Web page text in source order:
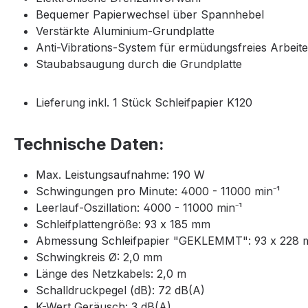
Bequemer Papierwechsel über Spannhebel
Verstärkte Aluminium-Grundplatte
Anti-Vibrations-System für ermüdungsfreies
Staubabsaugung durch die Grundplatte
Lieferung inkl. 1 Stück Schleifpapier K120
Technische Daten:
Max. Leistungsaufnahme: 190 W
Schwingungen pro Minute: 4000 - 11000 min⁻¹
Leerlauf-Oszillation: 4000 - 11000 min⁻¹
Schleifplattengröße: 93 x 185 mm
Abmessung Schleifpapier "GEKLEMMT": 93 x 228
Schwingkreis Ø: 2,0 mm
Länge des Netzkabels: 2,0 m
Schalldruckpegel (dB): 72 dB(A)